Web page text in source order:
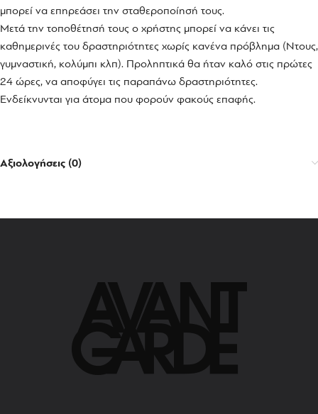
μπορεί να επηρεάσει την σταθεροποίησή τους.
Μετά την τοποθέτησή τους ο χρήστης μπορεί να κάνει τις
καθημερινές του δραστηριότητες χωρίς κανένα πρόβλημα (Ντους,
γυμναστική, κολύμπι κλπ). Προληπτικά θα ήταν καλό στις πρώτες
24 ώρες, να αποφύγει τις παραπάνω δραστηριότητες.
Ενδείκνυνται για άτομα που φορούν φακούς επαφής.
Αξιολογήσεις (0)